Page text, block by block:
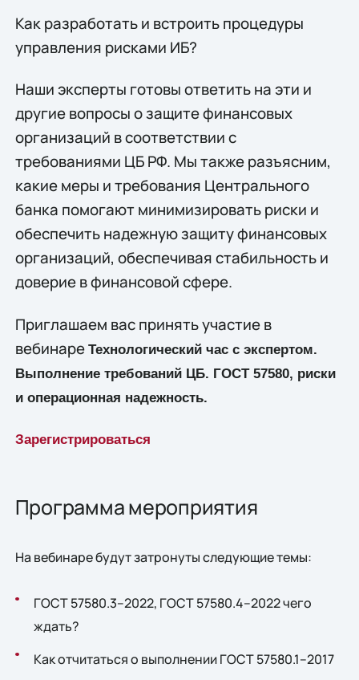
Как разработать и встроить процедуры
управления рисками ИБ?
Наши эксперты готовы ответить на эти и
другие вопросы о защите финансовых
организаций в соответствии с
требованиями ЦБ РФ. Мы также разъясним,
какие меры и требования Центрального
банка помогают минимизировать риски и
обеспечить надежную защиту финансовых
организаций, обеспечивая стабильность и
доверие в финансовой сфере.
Приглашаем вас принять участие в
вебинаре Технологический час с экспертом.
Выполнение требований ЦБ. ГОСТ 57580, риски
и операционная надежность.
Зарегистрироваться
Программа мероприятия
На вебинаре будут затронуты следующие темы:
ГОСТ 57580.3–2022, ГОСТ 57580.4–2022 чего
ждать?
Как отчитаться о выполнении ГОСТ 57580.1–2017